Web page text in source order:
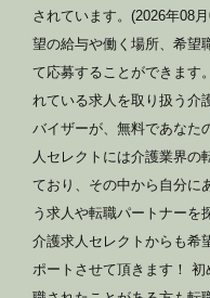
されています。(2026年08
望の給与や働く場所、希望
て応募することができます
れている求人を取り扱う介
バイザーが、無料であなた
人セレクトには介護業界の
ており、その中から自分に
う求人や転職パートナーを
介護求人セレクトからも希
ポートさせて頂きます！